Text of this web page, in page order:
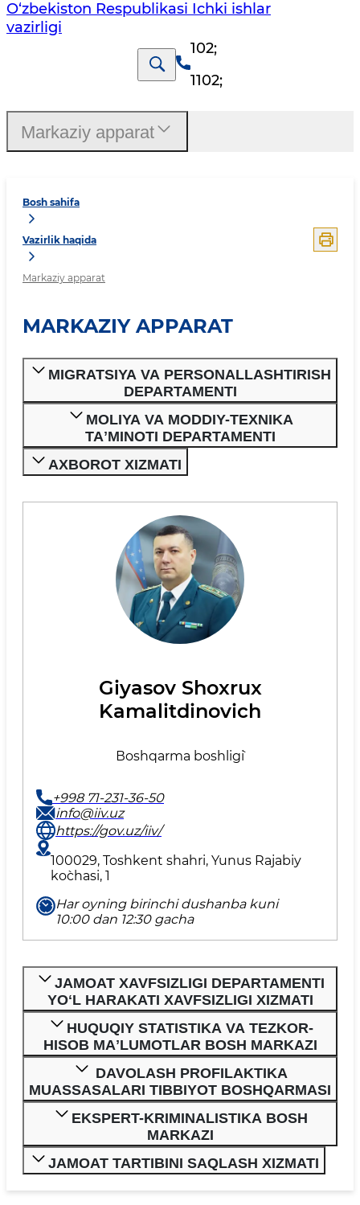
O‘zbеkiston Rеspublikаsi Ichki ishlаr
vаzirligi
102;
1102;
Bosh sahifa
Vazirlik haqida
Markaziy apparat
MARKAZIY APPARAT
MIGRATSIYA VA PERSONALLASHTIRISH
DEPARTAMENTI
MOLIYA VA MODDIY-TEXNIKA
TAʼMINOTI DEPARTAMENTI
AXBOROT XIZMATI
Giyasov Shoxrux
Kamalitdinovich
Вoshqarma boshlig`i
+998 71-231-36-50
info@iiv.uz
https://gov.uz/iiv/
100029, Toshkent shahri, Yunus Rаjаbiy
ko`chаsi, 1
Har oyning birinchi dushanba kuni
10:00 dan 12:30 gacha
JAMOAT XAVFSIZLIGI DEPARTAMENTI
YOʻL HARAKATI XAVFSIZLIGI XIZMATI
HUQUQIY STATISTIKA VA TEZKOR-
HISOB MAʼLUMOTLAR BOSH MARKAZI
DAVOLASH PROFILAKTIKA
MUASSASALARI TIBBIYOT BOSHQARMASI
EKSPERT-KRIMINALISTIKA BOSH
MARKAZI
JAMOAT TARTIBINI SAQLASH XIZMATI
Markaziy apparat